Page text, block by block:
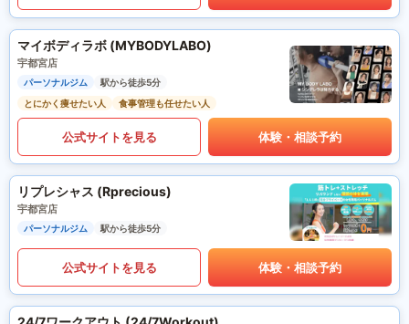
マイボディラボ (MYBODYLABO)
宇都宮店
パーソナルジム
駅から徒歩5分
とにかく痩せたい人
食事管理も任せたい人
公式サイトを見る 体験・相談予約
リプレシャス (Rprecious)
宇都宮店
パーソナルジム 駅から徒歩5分
公式サイトを見る 体験・相談予約